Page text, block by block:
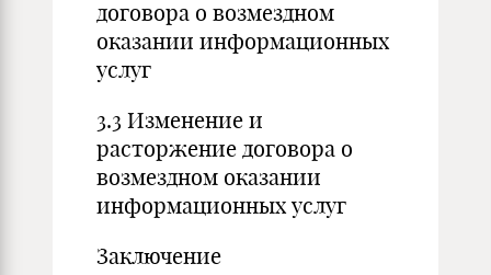
договора о возмездном
оказании информационных
услуг
3.3 Изменение и
расторжение договора о
возмездном оказании
информационных услуг
Заключение